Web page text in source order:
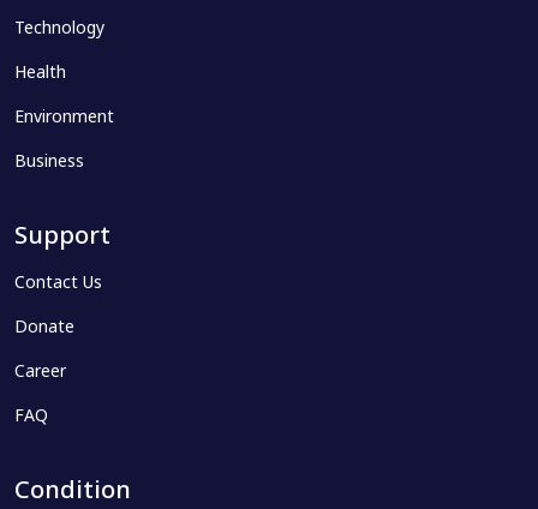
Technology
Health
Environment
Business
Support
Contact Us
Donate
Career
FAQ
Condition